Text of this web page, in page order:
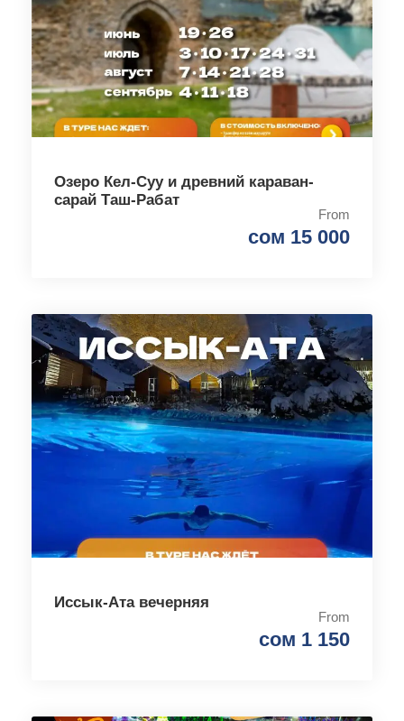
Озеро Кел-Суу и древний караван-
сарай Таш-Рабат
From
сом 15 000
Иссык-Ата вечерняя
From
сом 1 150